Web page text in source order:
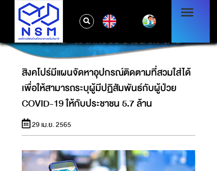
สิงคโปร์มีแผนจัดหาอุปกรณ์ติดตามที่สวมใส่ได้
เพื่อให้สามารถระบุผู้มีปฏิสัมพันธ์กับผู้ป่วย
COVID-19 ให้กับประชาชน 5.7 ล้าน
สิงคโปร์มีแผนจัดหาอุปกรณ์ติดตามที่สวมใส่ได้
เพื่อให้สามารถระบุผู้มีปฏิสัมพันธ์กับผู้ป่วย
COVID-19 ให้กับประชาชน 5.7 ล้าน
29 เม.ย. 2565